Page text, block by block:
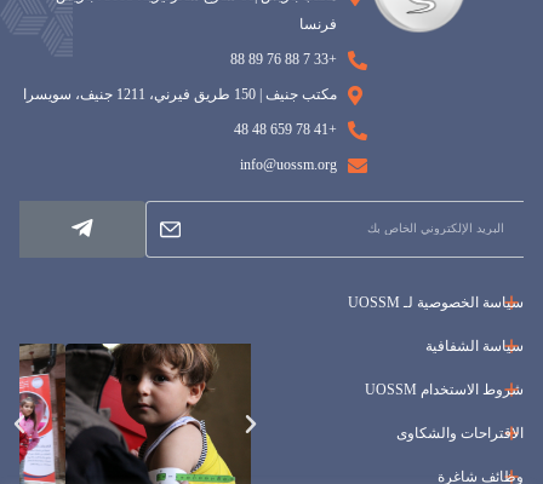
فرنسا
+33 7 88 76 89 88
مكتب جنيف | 150 طريق فيرني، 1211 جنيف، سويسرا
+41 78 659 48 48
info@uossm.org
سياسة الخصوصية لـ UOSSM
سياسة الشفافية
شروط الاستخدام UOSSM
الاقتراحات والشكاوى
وظائف شاغرة